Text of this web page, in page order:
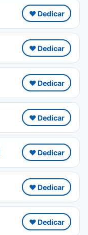
❤️ Dedicar
❤️ Dedicar
❤️ Dedicar
❤️ Dedicar
❤️ Dedicar
❤️ Dedicar
❤️ Dedicar